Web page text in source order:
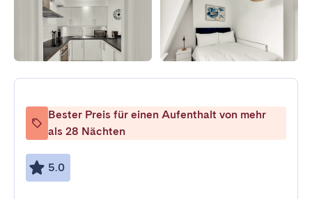
Bester Preis für einen Aufenthalt von mehr
als 28 Nächten
5.0